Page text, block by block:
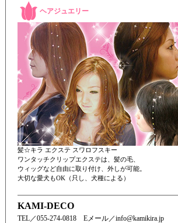
ヘアジュエリー
髪☆キラ エクステ スワロフスキー
ワンタッチクリップエクステは、髪の毛、
ウィッグなど自由に取り付け、外しが可能。
大切な愛犬もOK（只し、犬種による）
KAMI-DECO
TEL／ 055-274-0818 Eメール／info@kamikira.jp